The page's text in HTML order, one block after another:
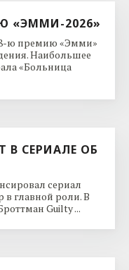
«ЭММИ-2026»
ю премию «Эмми»
Наибольшее
«Больница
В СЕРИАЛЕ ОБ
сериал
в главной роли. В
Guilty ...